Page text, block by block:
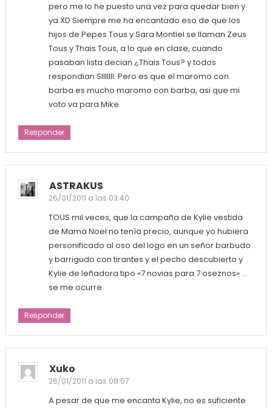
pero me lo he puesto una vez para quedar bien y
ya XD Siempre me ha encantado eso de que los
hijos de Pepes Tous y Sara Montiel se llaman Zeus
Tous y Thais Tous, a lo que en clase, cuando
pasaban lista decian ¿Thais Tous? y todos
respondian SIIIIIII. Pero es que el maromo con
barba es mucho maromo con barba, asi que mi
voto va para Mike.
Responder
ASTRAKUS
26/01/2011 a las 03:40
TOUS mil veces, que la campaña de Kylie vestida
de Mama Noel no tenía precio, aunque yo hubiera
personificado al oso del logo en un señor barbudo
y barrigudo con tirantes y el pecho descubierto y
Kylie de leñadora tipo «7 novias para 7 oseznos» …
se me ocurre.
Responder
Xuko
26/01/2011 a las 08:57
A pesar de que me encanta Kylie, no es suficiente